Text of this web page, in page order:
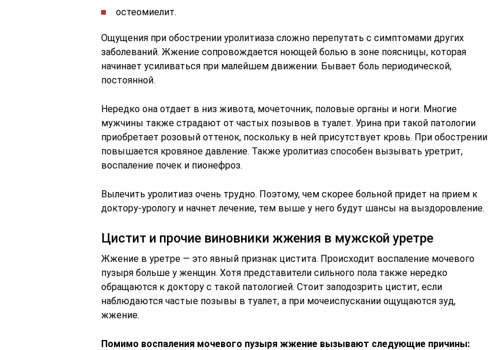
остеомиелит.
Ощущения при обострении уролитиаза сложно перепутать с симптомами других
заболеваний. Жжение сопровождается ноющей болью в зоне поясницы, которая
начинает усиливаться при малейшем движении. Бывает боль периодической,
постоянной.
Нередко она отдает в низ живота, мочеточник, половые органы и ноги. Многие
мужчины также страдают от частых позывов в туалет. Урина при такой патологии
приобретает розовый оттенок, поскольку в ней присутствует кровь. При обострении
повышается кровяное давление. Также уролитиаз способен вызывать уретрит,
воспаление почек и пионефроз.
Вылечить уролитиаз очень трудно. Поэтому, чем скорее больной придет на прием к
доктору-урологу и начнет лечение, тем выше у него будут шансы на выздоровление.
Цистит и прочие виновники жжения в мужской уретре
Жжение в уретре — это явный признак цистита. Происходит воспаление мочевого
пузыря больше у женщин. Хотя представители сильного пола также нередко
обращаются к доктору с такой патологией. Стоит заподозрить цистит, если
наблюдаются частые позывы в туалет, а при мочеиспускании ощущаются зуд,
жжение.
Помимо воспаления мочевого пузыря жжение вызывают следующие причины: